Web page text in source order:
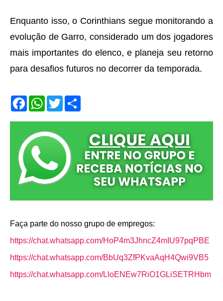
Enquanto isso, o Corinthians segue monitorando a
evolução de Garro, considerado um dos jogadores
mais importantes do elenco, e planeja seu retorno
para desafios futuros no decorrer da temporada.
F
a
e
o
o
W
h
t
s
A
T
w
t
e
r
r
Faça parte do nosso grupo de empregos:
https://chat.whatsapp.com/HoP4m3JhncZ4mIU97pqPBE
https://chat.whatsapp.com/BbUq3ZfPKvaAqH4Qwi9VB5
https://chat.whatsapp.com/LloENEw7RiO1GLiSETRHbm